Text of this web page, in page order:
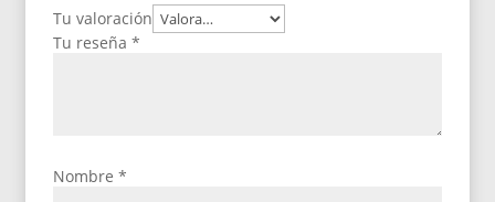
Tu valoración
Tu reseña*
Nombre*